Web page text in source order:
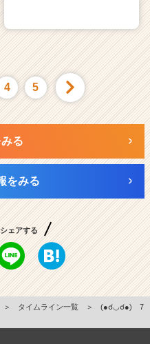
4 5
る
をみる
ェアする
＞ タイムライン一覧 ＞
(●☌◡☌●) 7